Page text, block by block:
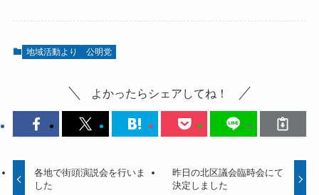
地域活動より 公明党
よかったらシェアしてね！
各地で街頭演説会を行いま
した
昨日の北区議会臨時会にて
決定しました